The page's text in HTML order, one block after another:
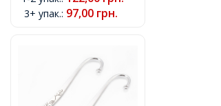
Кабошон,Колір:
Безбарвний, Діаметр:
3+ упак.: 97,00 грн.